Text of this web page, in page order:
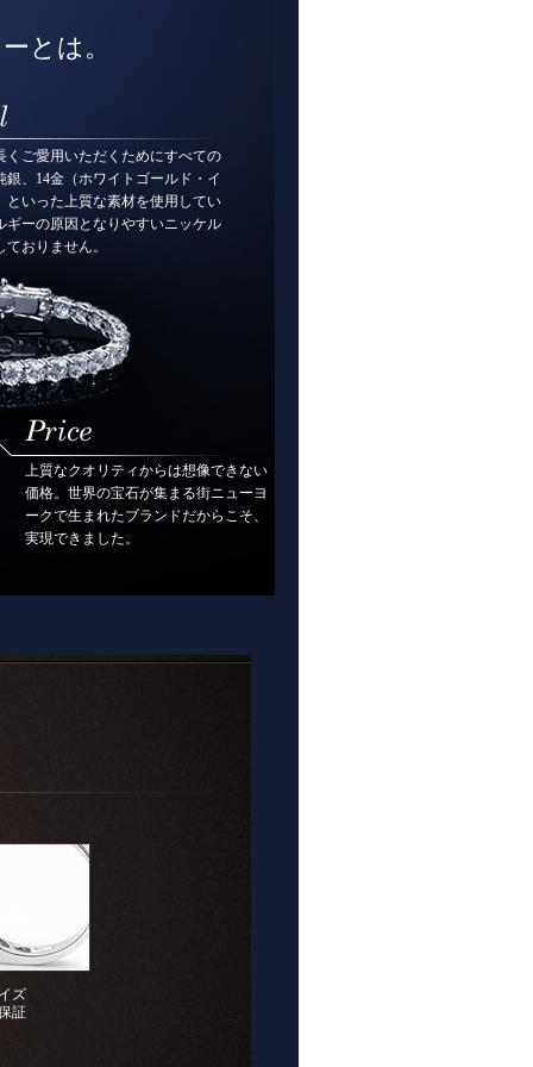
とは。
くご愛用いただくためにすべての
銀、14金（ホワイトゴールド・イ
といった上質な素材を使用してい
ギーの原因となりやすいニッケル
おりません。
上質なクオリティからは想像できない
価格。世界の宝石が集まる街ニューヨ
ークで生まれたブランドだからこそ、
実現できました。
ズ
証